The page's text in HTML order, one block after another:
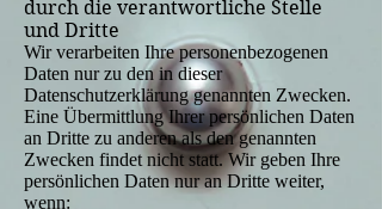
durch die verantwortliche Stelle
und Dritte
Wir verarbeiten Ihre personenbezogenen
Daten nur zu den in dieser
Datenschutzerklärung genannten Zwecken.
Eine Übermittlung Ihrer persönlichen Daten
an Dritte zu anderen als den genannten
Zwecken findet nicht statt. Wir geben Ihre
persönlichen Daten nur an Dritte weiter,
wenn: